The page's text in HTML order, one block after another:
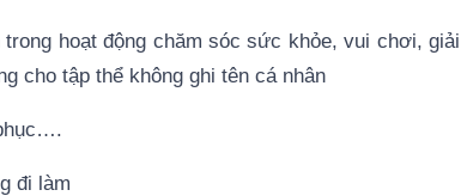
hoạt động chăm sóc sức khỏe, vui chơi, giải
cho tập thể không ghi tên cá nhân
đi làm